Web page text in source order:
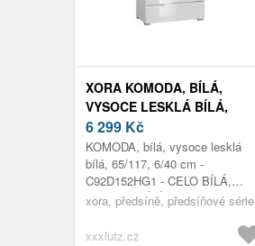
XORA KOMODA, BÍLÁ,
VYSOCE LESKLÁ BÍLÁ,
65/117, 6/40 CM
6 299 Kč
KOMODA, bílá, vysoce lesklá
bílá, 65/117, 6/40 cm -
C92D152HG1 - CELO BÍLÁ,
KORPUS BÍLÁ - Š/V/H
xora, předsíně, předsíňové série
xxxlutz.cz